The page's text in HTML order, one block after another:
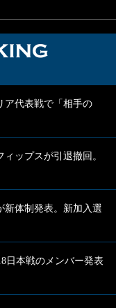
ア代表戦で「相手の
ップスが引退撤回。
新体制発表。新加入選
日本戦のメンバー発表